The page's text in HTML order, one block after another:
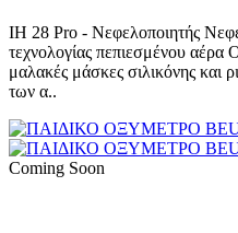
IH 28 Pro - Νεφελοποιητής
τεχνολογίας πεπιεσμένου
μαλακές μάσκες σιλικόνης και
των α..
Coming Soon